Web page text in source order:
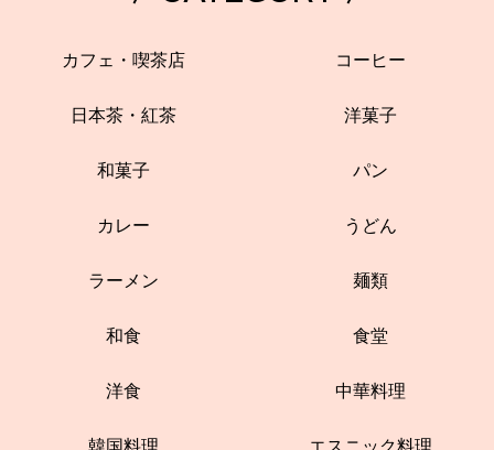
カフェ・喫茶店 コーヒー
日本茶・紅茶 洋菓子
和菓子 パン
カレー うどん
ラーメン 麺類
和食 食堂
洋食 中華料理